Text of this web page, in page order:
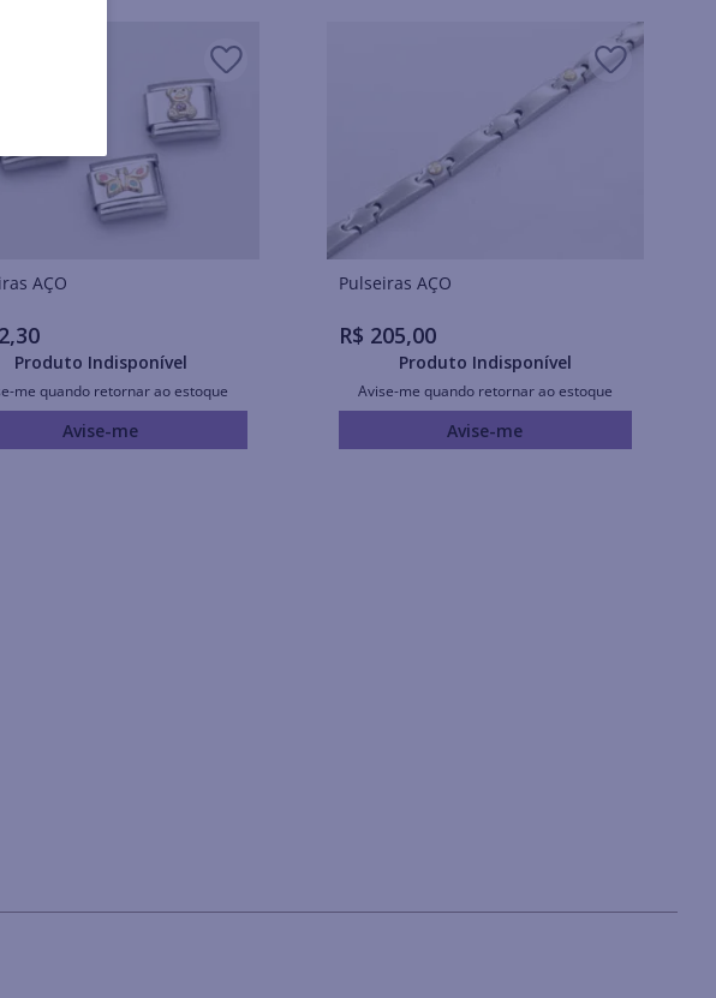
Pulseiras AÇO
,30
Produto Indisponível
me quando retornar ao estoque
Avise-me
Pulseiras AÇO
R$ 205,00
Produto Indisponível
Avise-me quando retornar ao estoque
Avise-me